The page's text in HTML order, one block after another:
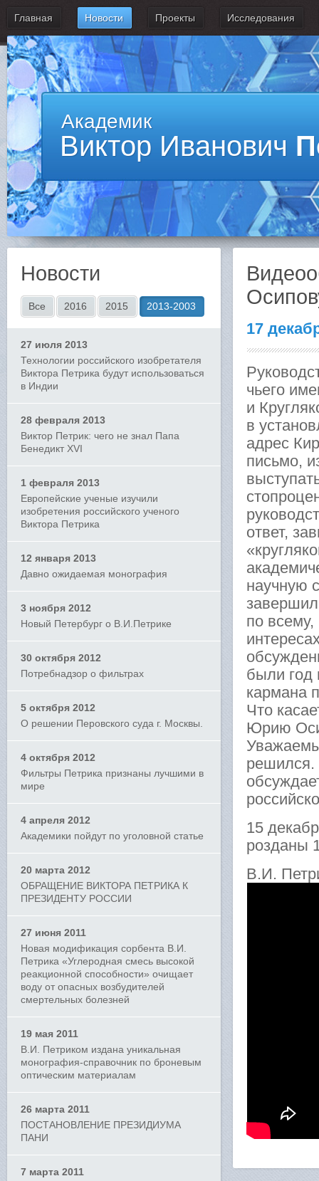
Главная Новости Проекты Исследования
Академик
Виктор Иванович
Новости
Все 2016 2015 2013-2003
27 июля 2013
Технологии российского изобретателя
Виктора Петрика будут использоваться
в Индии
28 февраля 2013
Виктор Петрик: чего не знал Папа
Бенедикт XVI
1 февраля 2013
Европейские ученые изучили
изобретения российского ученого
Виктора Петрика
12 января 2013
Давно ожидаемая монография
3 ноября 2012
Новый Петербург о В.И.Петрике
30 октября 2012
Потребнадзор о фильтрах
5 октября 2012
О решении Перовского суда г. Москвы.
4 октября 2012
Фильтры Петрика признаны лучшими в
мире
4 апреля 2012
Академики пойдут по уголовной статье
20 марта 2012
ОБРАЩЕНИЕ ВИКТОРА ПЕТРИКА К
ПРЕЗИДЕНТУ РОССИИ
27 июня 2011
Новая модификация сорбента В.И.
Петрика «Углеродная смесь высокой
реакционной способности» очищает
воду от опасных возбудителей
смертельных болезней
19 мая 2011
В.И. Петриком издана уникальная
монография-справочник по броневым
оптическим материалам
26 марта 2011
ПОСТАНОВЛЕНИЕ ПРЕЗИДИУМА
ПАНИ
7 марта 2011
17
чьего
и
в
адрес
письмо,
ответ,
научную
по всему,
были год
кармана
Что
Юрию
решился.
15
розданы
В.И.